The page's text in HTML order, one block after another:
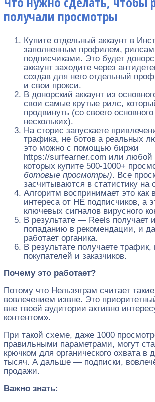
получали просмотры
Купите отдельный аккаунт в
заполненным профилем,
подписчиками. Это будет
аккаунт заходите через
создав для него отдельный
и свои прокси.
В донорский аккаунт из
свои самые крутые рилс,
продвинуть (со своего
нескольких).
На сторис запускаете
трафика, не ботов а реальных
это можно с помощью биржи
https://surfearner.com или любой
которых купите 500-1000+
ботовые просмотры). Все
засчитываются в статистику на
Алгоритм воспринимает это как
интереса от НЕ подписчиков, а
ключевых сигналов вирусного
В результате — Reels получает
попаданию в рекомендации, и
работает органика.
В результате получаете трафик,
покупателей и заказчиков.
Почему это работает?
Потому что Нельзяграм считает
вовлечением извне. Это
вне твоей аудитории активно
контентом».
При такой схеме, даже 1000
правильными параметрами, могут
крючком для органического охвата в
тысяч. А дальше — подписки,
продажи.
Важно знать: